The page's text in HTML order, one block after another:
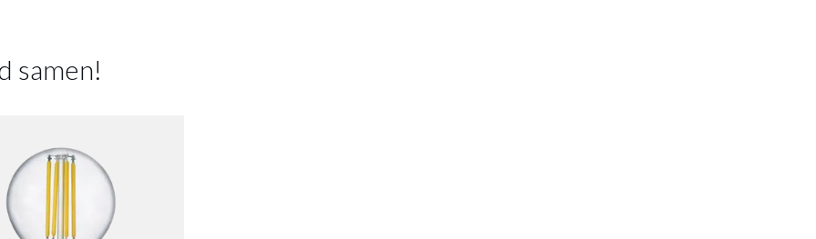
samen!GA NAAR WINKELMANDJE
passen goed samen!